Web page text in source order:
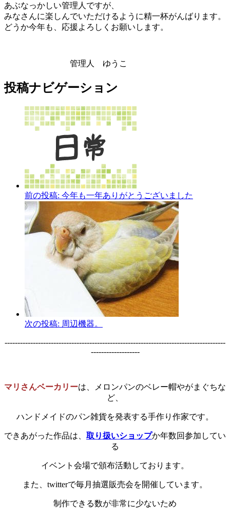
あぶなっかしい管理人ですが、
みなさんに楽しんでいただけるように精一杯がんばります。
どうか今年も、応援よろしくお願いします。
管理人 ゆうこ
投稿ナビゲーション
前の投稿: 今年も一年ありがとうございました
次の投稿: 周辺機器。
--------------------------------------------------------------------------------------
-------------------
マリさんベーカリーは、メロンパンのベレー帽やがまぐちな
ど、
ハンドメイドのパン雑貨を発表する手作り作家です。
できあがった作品は、 取り扱いショップか年数回参加してい
る
イベント会場で頒布活動しております。
また、twitterで毎月抽選販売会を開催しています。
制作できる数が非常に少ないため